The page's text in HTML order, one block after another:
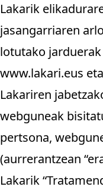
Lakarik
jasangarriaren
lotutako
www.lakari.eus
Lakariren
webguneak
pertsona,
(aurrerantzean
Lakarik